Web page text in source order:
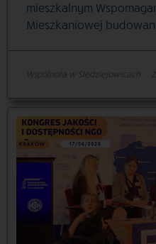
mieszkalnym
Mieszkaniowej
Wspólnota w Śledziejowicach